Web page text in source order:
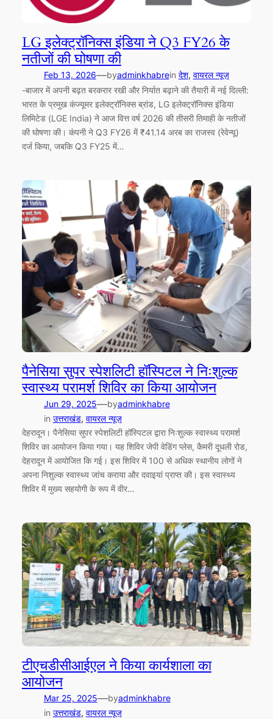
LG इलेक्ट्रॉनिक्स इंडिया ने Q3 FY26 के
नतीजों की घोषणा की
Feb 13, 2026—byadminkhabrein देश, वायरल न्यूज़
-बाजार में अपनी बढ़त बरकरार रखी और निर्यात बढ़ाने की तैयारी में नई दिल्ली:
भारत के प्रमुख कंज्यूमर इलेक्ट्रॉनिक्स ब्रांड, LG इलेक्ट्रॉनिक्स इंडिया
लिमिटेड (LGE India) ने आज वित्त वर्ष 2026 की तीसरी तिमाही के नतीजों
की घोषणा की। कंपनी ने Q3 FY26 में ₹41.14 अरब का राजस्व (रेवेन्यू)
दर्ज किया, जबकि Q3 FY25 में…
पैनेसिया सुपर स्पेशलिटी हॉस्पिटल ने निःशुल्क
स्वास्थ्य परामर्श शिविर का किया आयोजन
Jun 29, 2025—byadminkhabre
in उत्तराखंड, वायरल न्यूज़
देहरादून। पैनेसिया सुपर स्पेशलिटी हॉस्पिटल द्वारा निःशुल्क स्वास्थ्य परामर्श
शिविर का आयोजन किया गया। यह शिविर जेपी वेडिंग प्लेस, कैमरी दूधली रोड,
देहरादून में आयोजित कि गई। इस शिविर में 100 से अधिक स्थानीय लोगों ने
अपना निशुल्क स्वास्थ्य जांच कराया और दवाइयां प्राप्त की। इस स्वास्थ्य
शिविर में मुख्य सहयोगी के रूप में वीर…
टीएचडीसीआईएल ने किया कार्यशाला का
आयोजन
Mar 25, 2025—byadminkhabre
in उत्तराखंड, वायरल न्यूज़